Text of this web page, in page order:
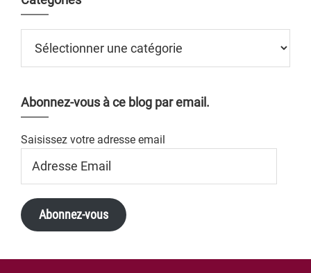
Abonnez-vous à ce blog par email.
Saisissez votre adresse email
Email
Abonnez-vous